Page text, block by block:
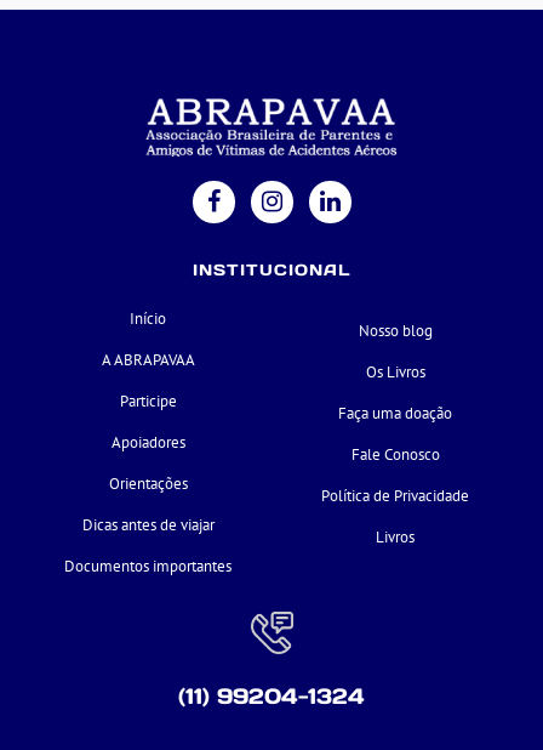
INSTITUCIONAL
Início
A ABRAPAVAA
Participe
Apoiadores
Orientações
Dicas antes de viajar
Documentos importantes
Nosso blog
Os Livros
Faça uma doação
Fale Conosco
Política de Privacidade
Livros
(11) 99204-1324